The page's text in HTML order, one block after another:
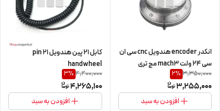
انکدر encoder هندویل cnc سی ان
سی 24 ولت mach3 مچ تری
handwheel
3,350,000
2%
3,255,000
افزودن به سبد
کابل 21 پین هندویل 21 pin
handwheel
4,400,000
3%
4,265,100
افزودن به سبد